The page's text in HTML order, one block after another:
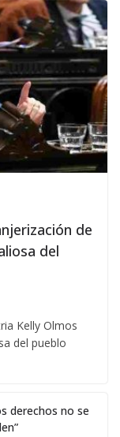
de
del
Kelly Olmos
del pueblo
derechos no se